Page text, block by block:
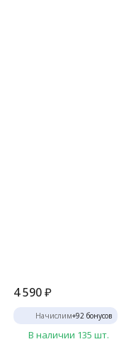
4 590₽
Начислим+92 бонусов
В наличии 135 шт.